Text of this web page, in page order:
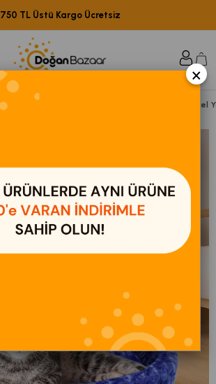
750 TL Üstü Kargo Ücretsiz
×